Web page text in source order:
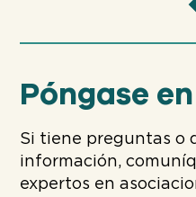
Póngase
Si tiene preguntas o
información,
expertos en